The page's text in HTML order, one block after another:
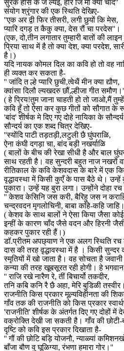
सुरक हैंसि कै जै ल्यई, हौर जि मी क्या चांद''
संयोग श्रृंगार की एक स्थिति देखिए-
''एक अर द्वी फिर तीसरी, लगी छुयों कि मेस,
प्यारि दगड़ त कैकु क्या, देस रौं चा परदेस''।
(एक, दो,तीन लगातार तुम्हारी बातों की
प्रिया साथ में है तो क्या देश, क्या परदेश,
है।)
यदि नायक कोमल दिल का कवि हो तो वह
ही व्यक्त कर सकता है-
'' जांदि त ल्हे प्यारि छुची,त्वेथैं मीन क्या द्यौण,
क्वांसा दिलौ ल्यखदरु छौं,ल्हीजा गीत
( हे प्रिय!तुम जाना चाहती हो तो जाओ,मैं
कवि हूँ तो ऐसा कर कुछ गीतों को सौगात के
'बांद' शीर्षक मे दिए गए दोहे नायिका के
सौन्दर्य का एक शब्द चित्र देखिए-
''स्योंदि पाटी तड़तड़ी,लटुली छै घुंघराळि,
ऐना कंघी दगड़ा चा, बांद बड़ी नखर्याळि
( बालों के बीच की रेखा सीधी है और बाल
साथ रहती है। वह सुन्दरी बहुत नाज नखरों
रीतिकाल के कवि केशवदास के बारे में एक
वृद्धावस्था में किसी कुएँ के पास बैठे थे।
पुकारा। उन्हें यह बुरा लगा। उन्होंने दोहा रच
'' केशव केसिनि जस करी, बैरिहु जस न
चन्द्रवदन मृगलोचिनी, बाबा कहि-कहि
( केशव के साथ बालों ने ऐसा किया जैसा
इन्हीं के कारण चाँद जैसे वदन और हिरनी
कहकर पुकार रही हैं।)
डॉ.प्रीतम अपछ्याण ने एक अलग स्थिति
दास की तरह वृ़द्धावस्था में है । किसी
स्मृतियों में खो जाता है। वह सोचता है जवानी
कन्या की तरह खूबसूरत रही होगी। हे
'' राजि रखे नारैण रे, तीं बिचार्यो तकदीर,
तनि कबि कनि रै छै अहा, मेरि बुडिळी
राजनीति किस प्रकार मूल्यविहीनता की
गाँव तक की राजनीति को किस प्रकार
'राजनीति' शीर्षक के अंतर्गत दिए गए दोहों
वक्रोक्ति देखी जा सकती है। गाँव की
दृष्टि को कवि इस प्रकार दिखाता है-
'' गौं की छोटि बड़ि योजनौ, न्याळ्यां
बाँजा बौण वु घूळिग्या, रंभणा हमारा गोर।''